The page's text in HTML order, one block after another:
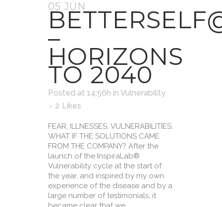
05 JUN
–
HORIZONS
TO 2040
Posted at 14:56h in Vulnerability
2 Likes
FEAR, ILLNESSES, VULNERABILITIES:
WHAT IF THE SOLUTIONS CAME
FROM THE COMPANY? After the
launch of the InspiraLab®
Vulnerability cycle at the start of
the year, and inspired by my own
experience of the disease and by a
large number of testimonials, it